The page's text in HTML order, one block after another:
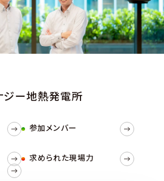
ジー地熱発電所
参加メンバー
求められた現場力